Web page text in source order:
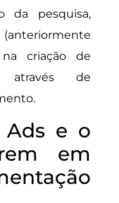
da pesquisa,
na criação de
através de
Ads e o
em